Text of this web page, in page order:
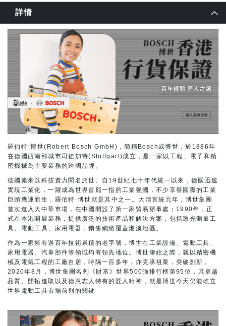
詳情
羅伯特·博世(Robert Bosch GmbH)，簡稱Bosch或博世，於1886年
在德國西南部城市司徒加特(Stuttgart)成立，是一家以工程、電子和精
密機械為主要業務的跨國品牌。
德國素來以科技實力聞名於世。自19世紀七十年代統一以來，德國迅速
實現工業化，一躍成為世界首屈一指的工業強國，不少享譽國際的工業
巨頭應運而生，羅伯特·博世就是其中之一。大清宣統元年，博世集團
首次進入大中華市場，在中國開設了第一家貿易辦事處；1990年，正
式在本港開展業務，提供廣泛的技術產品和解決方案，包括激光測量工
具、電動工具、家用電器，銷售網絡覆蓋港澳地區。
作為一家擁有過百年技術累積的老字號，博世在工業設備、電動工具、
家用電器、汽車部件等領域均有領先地位。博世肇始之際，就以精密機
械及電氣工程的工廠自居，時隔一百多年，亦克承祖業，突破創新，
2020年8月，博世集團名列《財富》世界500強排行榜第95位，其卓越
品質、開拓進取以及德意志人特有的匠人精神，就是博世今天仍能屹立
世界電動工具市場前列的關鍵